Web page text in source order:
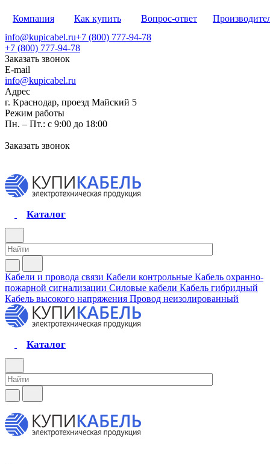
Компания Как купить Вопрос-ответ
info@kupicabel.ru+7 (800) 777-94-78
+7 (800) 777-94-78
Заказать звонок
E-mail
info@kupicabel.ru
Адрес
г. Краснодар, проезд Майский 5
Режим работы
Пн. – Пт.: с 9:00 до 18:00
Заказать звонок
Каталог
Кабели и провода связи Кабели контрольные Кабель охранно-
пожарной сигнализации Силовые кабели Кабель гибридный
Кабель высокого напряжения Провод неизолированный
Каталог